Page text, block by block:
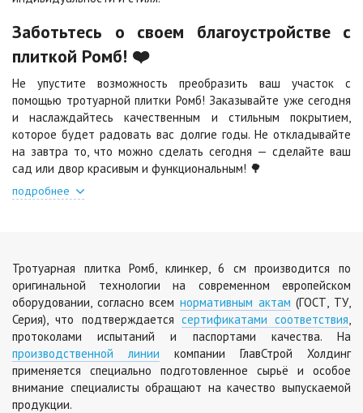
Цена по запросу
Заботьтесь о своем благоустройстве с
плиткой Ромб! ❤️
Не упустите возможность преобразить ваш участок с
помощью тротуарной плитки Ромб! Заказывайте уже сегодня
и наслаждайтесь качественным и стильным покрытием,
которое будет радовать вас долгие годы. Не откладывайте
на завтра то, что можно сделать сегодня — сделайте ваш
сад или двор красивым и функциональным! 🌳
подробнее
Тротуарная плитка Ромб, клинкер, 6 см производится по
оригинальной технологии на современном европейском
оборудовании, согласно всем нормативным актам (ГОСТ, ТУ,
Серия), что подтверждается сертификатами соответствия
протоколами испытаний и паспортами качества. На
производственной линии компании ГлавСтрой Холдинг
применяется специально подготовленное сырьё и особое
внимание специалисты обращают на качество выпускаемой
продукции.